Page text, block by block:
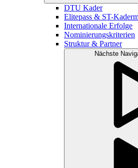
DTU Kader
Elitepass & ST-
Internationale Erfolge
Nominierungskriterien
Struktur & Partner
Nächste